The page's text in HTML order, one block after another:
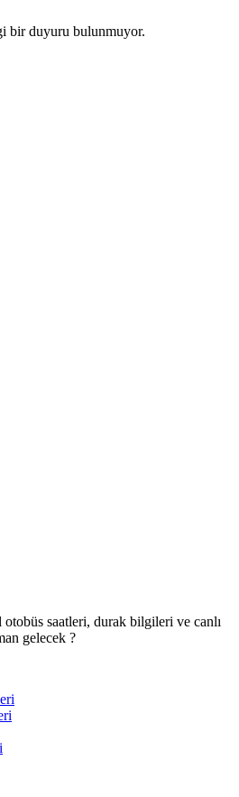
bir duyuru bulunmuyor.
otobüs saatleri, durak bilgileri ve canlı
gelecek ?